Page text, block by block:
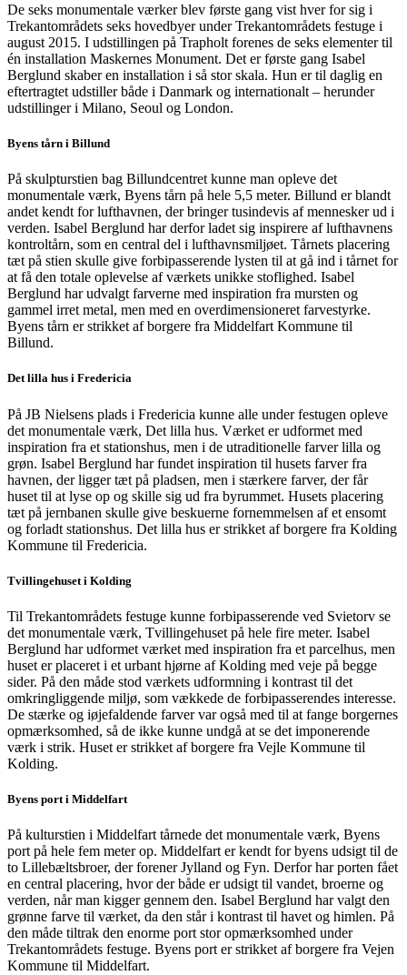
De seks monumentale værker blev første gang vist hver for sig i
Trekantområdets seks hovedbyer under Trekantområdets festuge i
august 2015. I udstillingen på Trapholt forenes de seks elementer til
én installation Maskernes Monument. Det er første gang Isabel
Berglund skaber en installation i så stor skala. Hun er til daglig en
eftertragtet udstiller både i Danmark og internationalt – herunder
udstillinger i Milano, Seoul og London.
Byens tårn i Billund
På skulpturstien bag Billundcentret kunne man opleve det
monumentale værk, Byens tårn på hele 5,5 meter. Billund er blandt
andet kendt for lufthavnen, der bringer tusindevis af mennesker ud i
verden. Isabel Berglund har derfor ladet sig inspirere af lufthavnens
kontroltårn, som en central del i lufthavnsmiljøet. Tårnets placering
tæt på stien skulle give forbipasserende lysten til at gå ind i tårnet for
at få den totale oplevelse af værkets unikke stoflighed. Isabel
Berglund har udvalgt farverne med inspiration fra mursten og
gammel irret metal, men med en overdimensioneret farvestyrke.
Byens tårn er strikket af borgere fra Middelfart Kommune til
Billund.
Det lilla hus i Fredericia
På JB Nielsens plads i Fredericia kunne alle under festugen opleve
det monumentale værk, Det lilla hus. Værket er udformet med
inspiration fra et stationshus, men i de utraditionelle farver lilla og
grøn. Isabel Berglund har fundet inspiration til husets farver fra
havnen, der ligger tæt på pladsen, men i stærkere farver, der får
huset til at lyse op og skille sig ud fra byrummet. Husets placering
tæt på jernbanen skulle give beskuerne fornemmelsen af et ensomt
og forladt stationshus. Det lilla hus er strikket af borgere fra Kolding
Kommune til Fredericia.
Tvillingehuset i Kolding
Til Trekantområdets festuge kunne forbipasserende ved Svietorv se
det monumentale værk, Tvillingehuset på hele fire meter. Isabel
Berglund har udformet værket med inspiration fra et parcelhus, men
huset er placeret i et urbant hjørne af Kolding med veje på begge
sider. På den måde stod værkets udformning i kontrast til det
omkringliggende miljø, som vækkede de forbipasserendes interesse.
De stærke og iøjefaldende farver var også med til at fange borgernes
opmærksomhed, så de ikke kunne undgå at se det imponerende
værk i strik. Huset er strikket af borgere fra Vejle Kommune til
Kolding.
Byens port i Middelfart
På kulturstien i Middelfart tårnede det monumentale værk, Byens
port på hele fem meter op. Middelfart er kendt for byens udsigt til de
to Lillebæltsbroer, der forener Jylland og Fyn. Derfor har porten fået
en central placering, hvor der både er udsigt til vandet, broerne og
verden, når man kigger gennem den. Isabel Berglund har valgt den
grønne farve til værket, da den står i kontrast til havet og himlen. På
den måde tiltrak den enorme port stor opmærksomhed under
Trekantområdets festuge. Byens port er strikket af borgere fra Vejen
Kommune til Middelfart.